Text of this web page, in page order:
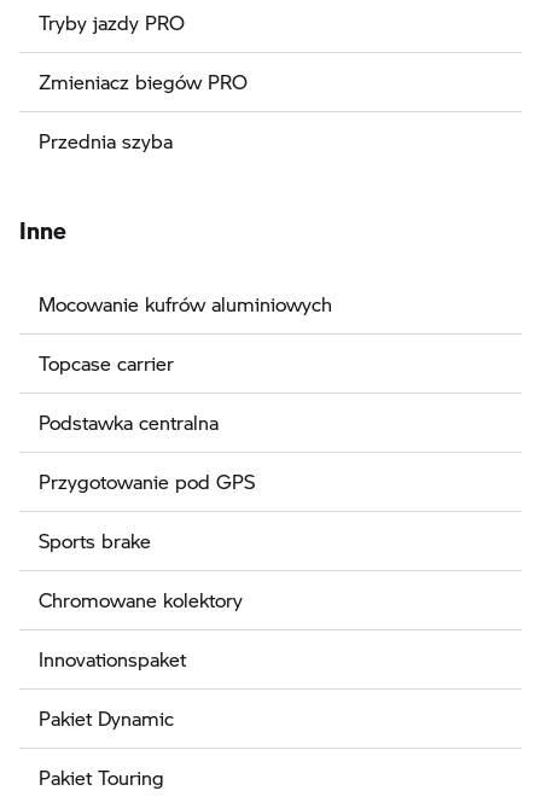
Tryby jazdy PRO
Zmieniacz biegów PRO
Przednia szyba
Inne
Mocowanie kufrów aluminiowych
Topcase carrier
Podstawka centralna
Przygotowanie pod GPS
Sports brake
Chromowane kolektory
Innovationspaket
Pakiet Dynamic
Pakiet Touring